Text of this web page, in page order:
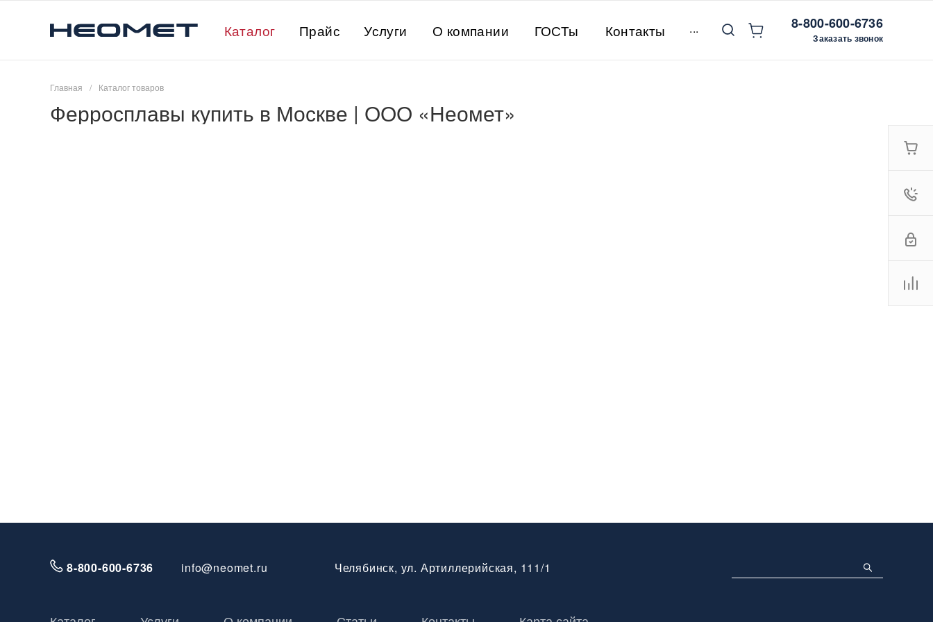
Каталог Прайс Услуги О компании ГОСТы Контакты ... 8-800-600-6736
Заказать звонок
Главная / Каталог товаров
Ферросплавы купить в Москве | ООО «Неомет»
8-800-600-6736 info@neomet.ru Челябинск, ул. Артиллерийская, 111/1